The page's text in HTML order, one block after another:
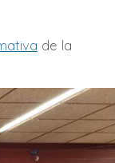
de la